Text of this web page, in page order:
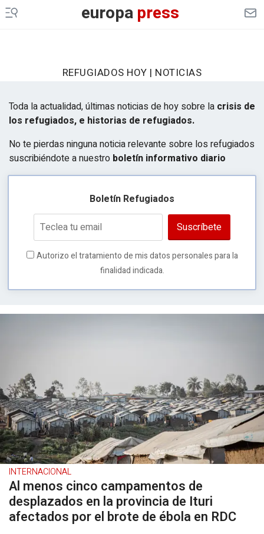
europapress
REFUGIADOS HOY | NOTICIAS
Toda la actualidad, últimas noticias de hoy sobre la crisis de
los refugiados, e historias de refugiados.
No te pierdas ninguna noticia relevante sobre los refugiados
suscribiéndote a nuestro boletín informativo diario
Boletín Refugiados
Suscríbete
Autorizo el tratamiento de mis datos personales para la
finalidad indicada.
INTERNACIONAL
Al menos cinco campamentos de
desplazados en la provincia de Ituri
afectados por el brote de ébola en RDC